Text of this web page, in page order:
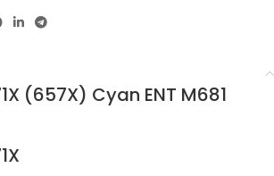
(657X) Cyan ENT M681